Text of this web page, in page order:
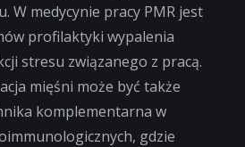
W medycynie pracy PMR jest
profilaktyki wypalenia
stresu związanego z pracą.
mięśni może być także
komplementarna w
gdzie